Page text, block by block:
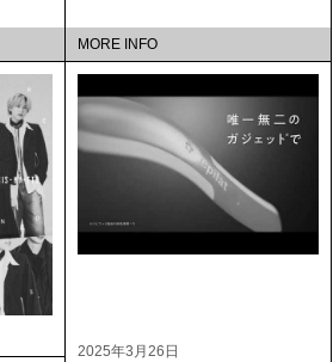
MORE INFO
2025年3月26日